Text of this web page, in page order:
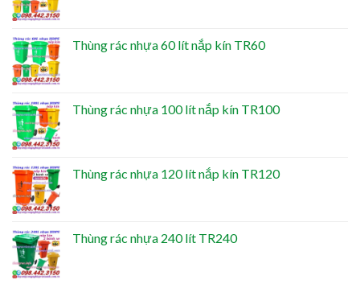
Thùng rác nhựa 60 lít nắp kín TR60
Thùng rác nhựa 100 lít nắp kín TR100
Thùng rác nhựa 120 lít nắp kín TR120
Thùng rác nhựa 240 lít TR240